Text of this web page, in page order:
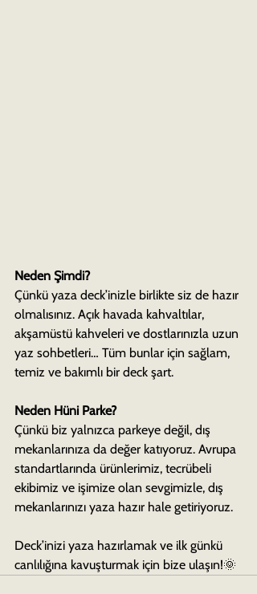
Neden Şimdi?
Çünkü yaza deck’inizle birlikte siz de hazır
olmalısınız. Açık havada kahvaltılar,
akşamüstü kahveleri ve dostlarınızla uzun
yaz sohbetleri… Tüm bunlar için sağlam,
temiz ve bakımlı bir deck şart.
Neden Hüni Parke?
Çünkü biz yalnızca parkeye değil, dış
mekanlarınıza da değer katıyoruz. Avrupa
standartlarında ürünlerimiz, tecrübeli
ekibimiz ve işimize olan sevgimizle, dış
mekanlarınızı yaza hazır hale getiriyoruz.
Deck’inizi yaza hazırlamak ve ilk günkü
canlılığına kavuşturmak için bize ulaşın!🌞